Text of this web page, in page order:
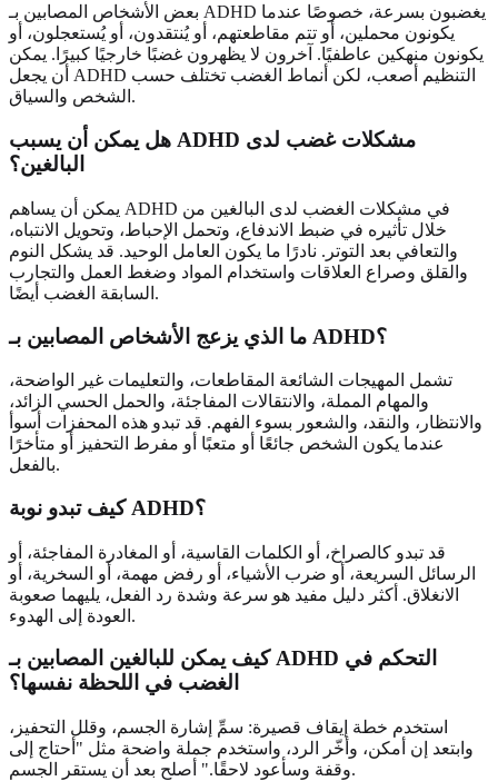
بعض الأشخاص المصابين بـ ADHD يغضبون بسرعة، خصوصًا عندما
يكونون محملين، أو تتم مقاطعتهم، أو يُنتقدون، أو يُستعجلون، أو
يكونون منهكين عاطفيًا. آخرون لا يظهرون غضبًا خارجيًا كبيرًا. يمكن
أن يجعل ADHD التنظيم أصعب، لكن أنماط الغضب تختلف حسب
الشخص والسياق.
هل يمكن أن يسبب ADHD مشكلات غضب لدى
البالغين؟
يمكن أن يساهم ADHD في مشكلات الغضب لدى البالغين من
خلال تأثيره في ضبط الاندفاع، وتحمل الإحباط، وتحويل الانتباه،
والتعافي بعد التوتر. نادرًا ما يكون العامل الوحيد. قد يشكل النوم
والقلق وصراع العلاقات واستخدام المواد وضغط العمل والتجارب
السابقة الغضب أيضًا.
ما الذي يزعج الأشخاص المصابين بـ ADHD؟
تشمل المهيجات الشائعة المقاطعات، والتعليمات غير الواضحة،
والمهام المملة، والانتقالات المفاجئة، والحمل الحسي الزائد،
والانتظار، والنقد، والشعور بسوء الفهم. قد تبدو هذه المحفزات أسوأ
عندما يكون الشخص جائعًا أو متعبًا أو مفرط التحفيز أو متأخرًا
بالفعل.
كيف تبدو نوبة ADHD؟
قد تبدو كالصراخ، أو الكلمات القاسية، أو المغادرة المفاجئة، أو
الرسائل السريعة، أو ضرب الأشياء، أو رفض مهمة، أو السخرية، أو
الانغلاق. أكثر دليل مفيد هو سرعة وشدة رد الفعل، يليهما صعوبة
العودة إلى الهدوء.
كيف يمكن للبالغين المصابين بـ ADHD التحكم في
الغضب في اللحظة نفسها؟
استخدم خطة إيقاف قصيرة: سمِّ إشارة الجسم، وقلل التحفيز،
وابتعد إن أمكن، وأخّر الرد، واستخدم جملة واضحة مثل "أحتاج إلى
وقفة وسأعود لاحقًا." أصلح بعد أن يستقر الجسم.